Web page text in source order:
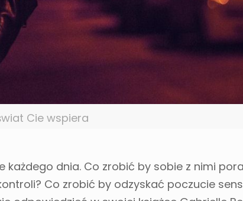
Cie wspiera
dnia. Co zrobić by sobie z nimi
Co zrobić by odzyskać poczucie